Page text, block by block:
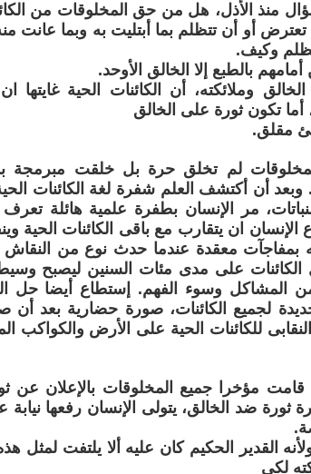
منذ الأذل، هل من حق المخلوقات من
أو أن تتظلم بما أبتليت به وبما عانت
وكيف.
بالطبع إلا الخالق الأوحد.
وملائكته، أن الكائنات الحية
أما تكون ثورة على الخالق
مقلق.
لم تخلق حرة بل خلقت مبرمجة
وبعد أن أكتشف العلم شفرة لغة الكائنات
مر الإنسان بطفرة علمية هائلة
الإنسان ان يتقارب مع باقى الكائنات الحية
بمفاجآت معقدة عندما حدث نوع من النقاش
على مدى مئات السنين ليصبح وسيطا
من المشاكل وسوء الفهم. إستطاع أيضا حل
لجميع الكائنات، صورة حضارية بعد أن
النقابى للكائنات الحية على الأرض والكواكب
قامت مؤخرا جميع المخلوقات بالإعلان عن
ثورة ضد الخالق، يتولى الإنسان رفعها
القدير الحكيم كان عليه ألا يلتفت لمثل
لكى